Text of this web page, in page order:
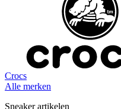
Crocs
Alle merken
Sneaker artikelen